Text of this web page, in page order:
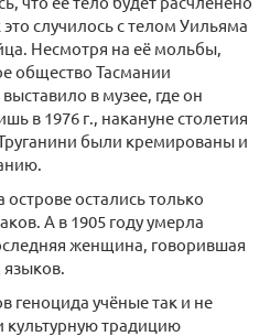
случилось с телом Уильяма
Несмотря на её мольбы,
общество Тасмании
в музее, где он
в 1976 г., накануне столетия
были кремированы и
остались только
А в 1905 году умерла
женщина, говорившая
геноцида учёные так и не
культурную традицию